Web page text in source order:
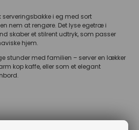
serveringsbakke i eg med sort
nem at rengøre. Det lyse egetræ i
skaber et stilrent udtryk, som passer
hjem.
stunder med familien – server en lækker
kop kaffe, eller som et elegant